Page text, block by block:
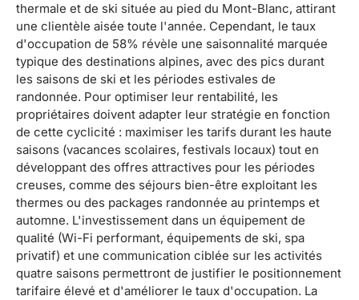
thermale et de ski située au pied du Mont-Blanc, attirant
une clientèle aisée toute l'année. Cependant, le taux
d'occupation de 58% révèle une saisonnalité marquée
typique des destinations alpines, avec des pics durant
les saisons de ski et les périodes estivales de
randonnée. Pour optimiser leur rentabilité, les
propriétaires doivent adapter leur stratégie en fonction
de cette cyclicité : maximiser les tarifs durant les haute
saisons (vacances scolaires, festivals locaux) tout en
développant des offres attractives pour les périodes
creuses, comme des séjours bien-être exploitant les
thermes ou des packages randonnée au printemps et
automne. L'investissement dans un équipement de
qualité (Wi-Fi performant, équipements de ski, spa
privatif) et une communication ciblée sur les activités
quatre saisons permettront de justifier le positionnement
tarifaire élevé et d'améliorer le taux d'occupation. La